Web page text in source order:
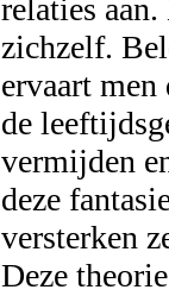
relaties
zichzelf.
ervaart men
de
vermijden
deze
versterken
Deze